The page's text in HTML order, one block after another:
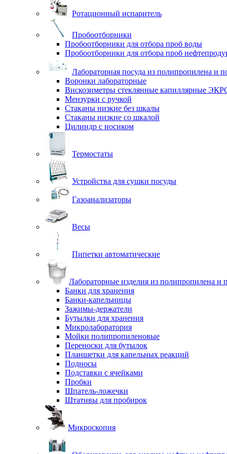
Ротационный испаритель
Пробоотборники
Пробоотборники для отбора проб воды
Пробоотборники для отбора проб
Лабораторная посуда из полипропилена и
Воронки лабораторные
Вискозиметры стеклянные капиллярные
Мензурки с ручкой
Стаканы низкие без шкалы
Стаканы низкие со шкалой
Цилиндр с носиком
Термостаты
Устройства для сушки посуды
Газоанализаторы
Весы
Пипетки автоматические
Лабораторные изделия из полипропилена и
Банки для хранения
Банки-капельницы
Зажимы-держатели
Бутылки для хранения
Микролаборатория
Мойки полипропиленовые
Переноски для бутылок
Планшетки для капельных реакций
Подносы
Подставки с ячейками
Пробки
Шпатель-ложечки
Штативы для пробирок
Микроскопия